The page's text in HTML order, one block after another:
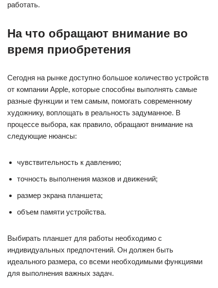
работать.
На что обращают внимание во
время приобретения
Сегодня на рынке доступно большое количество устройств
от компании Apple, которые способны выполнять самые
разные функции и тем самым, помогать современному
художнику, воплощать в реальность задуманное. В
процессе выбора, как правило, обращают внимание на
следующие нюансы:
чувствительность к давлению;
точность выполнения мазков и движений;
размер экрана планшета;
объем памяти устройства.
Выбирать планшет для работы необходимо с
индивидуальных предпочтений. Он должен быть
идеального размера, со всеми необходимыми функциями
для выполнения важных задач.